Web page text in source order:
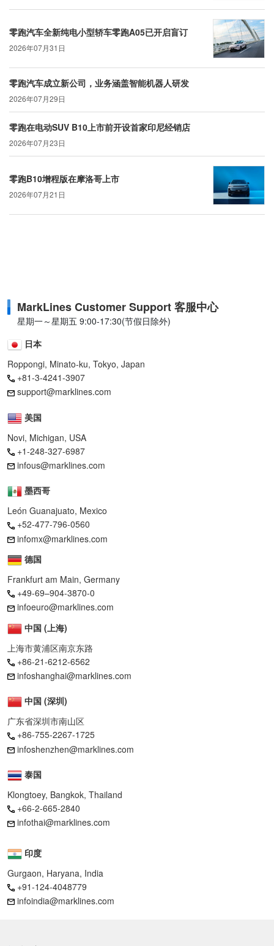
零跑汽车全新纯电小型轿车零跑A05已开启盲订
2026年07月31日
零跑汽车成立新公司，业务涵盖智能机器人研发
2026年07月29日
零跑在电动SUV B10上市前开设首家印尼经销店
2026年07月23日
零跑B10增程版在摩洛哥上市
2026年07月21日
MarkLines Customer Support 客服中心
星期一～星期五 9:00-17:30(节假日除外)
日本
Roppongi, Minato-ku, Tokyo, Japan
+81-3-4241-3907
support@marklines.com
美国
Novi, Michigan, USA
+1-248-327-6987
infous@marklines.com
墨西哥
León Guanajuato, Mexico
+52-477-796-0560
infomx@marklines.com
德国
Frankfurt am Main, Germany
+49-69–904-3870-0
infoeuro@marklines.com
中国 (上海)
上海市黄浦区南京东路
+86-21-6212-6562
infoshanghai@marklines.com
中国 (深圳)
广东省深圳市南山区
+86-755-2267-1725
infoshenzhen@marklines.com
泰国
Klongtoey, Bangkok, Thailand
+66-2-665-2840
infothai@marklines.com
印度
Gurgaon, Haryana, India
+91-124-4048779
infoindia@marklines.com